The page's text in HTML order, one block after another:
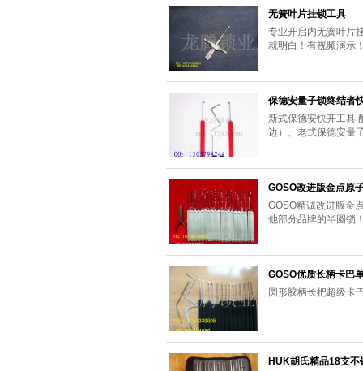
无簧叶片挂锁工具
专业开启内无簧叶片
就明白！有视频演示
保德安量子锁终结者
新式保德安快开工具
边）、老式保德安量
GOSO改进版金点原
GOSO精诚改进版金
他部分品牌的半圆锁
GOSO优质长柄卡巴
圆形胶柄长把超级卡
HUK胡氏精品18支不